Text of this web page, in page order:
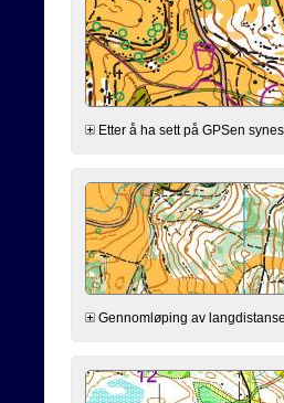
Etter å ha sett på GPSen
Gennomløping av